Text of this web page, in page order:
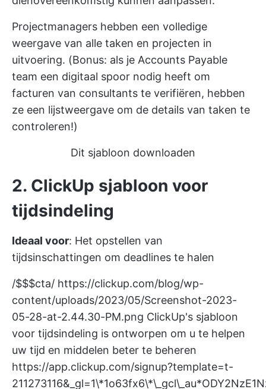
Projectmanagers hebben een volledige
weergave van alle taken en projecten in
uitvoering. (Bonus: als je Accounts Payable
team een digitaal spoor nodig heeft om
facturen van consultants te verifiëren, hebben
ze een lijstweergave om de details van taken te
controleren!)
Dit sjabloon downloaden
2. ClickUp sjabloon voor
tijdsindeling
Ideaal voor: Het opstellen van
tijdsinschattingen om deadlines te halen
/$$$cta/ https://clickup.com/blog/wp-
content/uploads/2023/05/Screenshot-2023-
05-28-at-2.44.30-PM.png ClickUp's sjabloon
voor tijdsindeling is ontworpen om u te helpen
uw tijd en middelen beter te beheren
https://app.clickup.com/signup?template=t-